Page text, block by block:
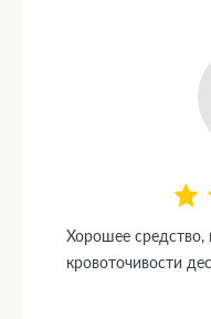
Хорошее средство,
кровоточивости